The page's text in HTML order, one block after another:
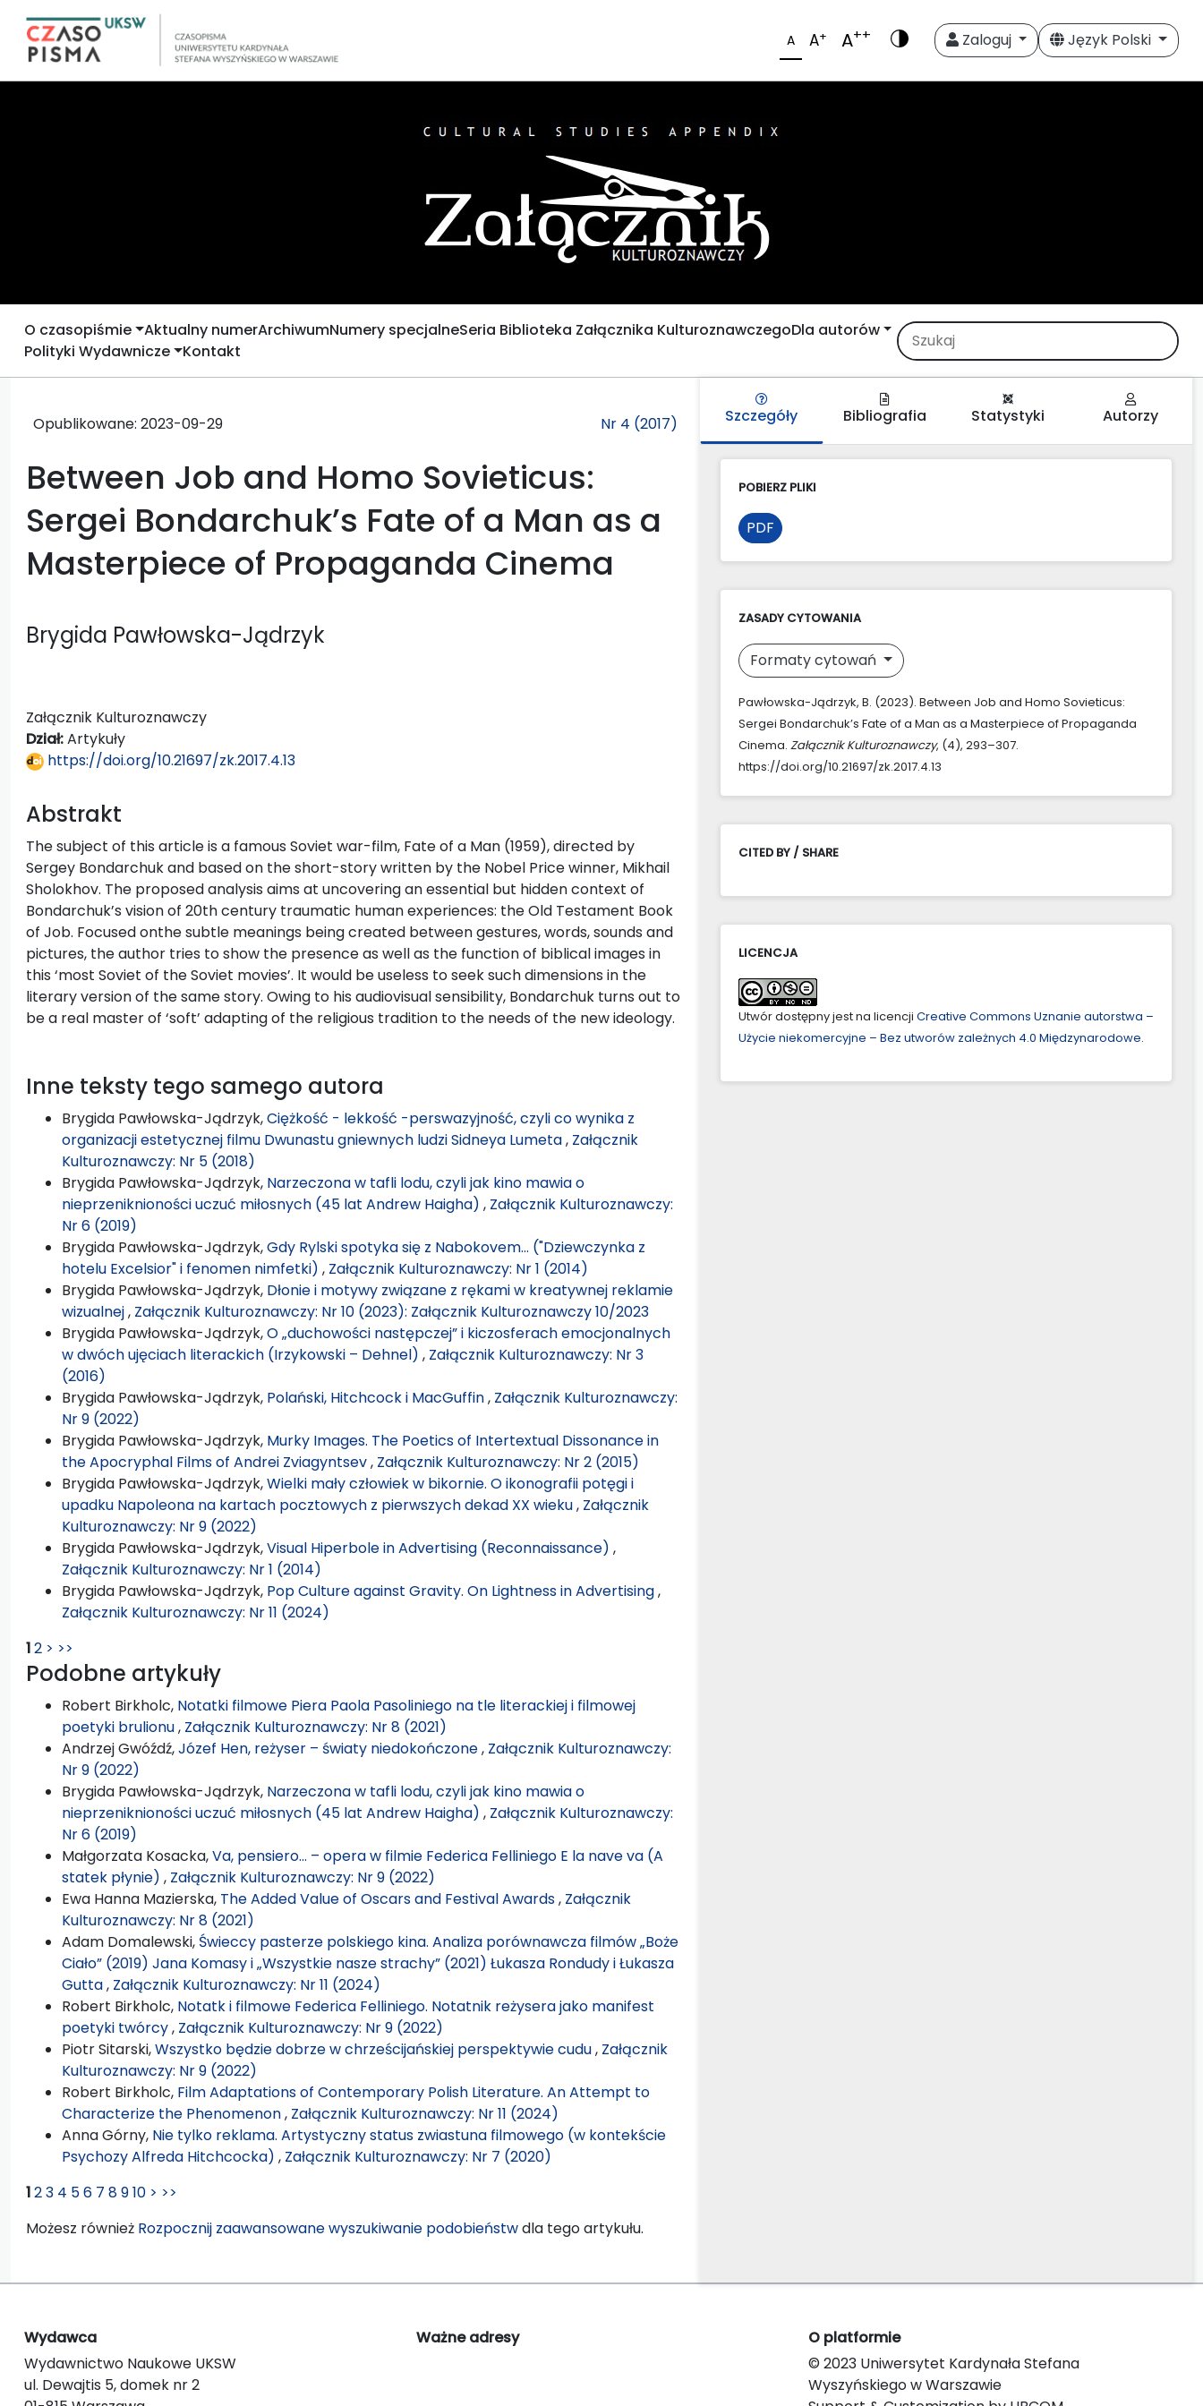
A A+ A++ Zaloguj Język Polski
O czasopiśmie Aktualny numerArchiwumNumery specjalneSeria Biblioteka Załącznika KulturoznawczegoDla autorów
Polityki Wydawnicze Kontakt
Opublikowane: 2023-09-29 Nr 4 (2017)
Between Job and Homo Sovieticus:
Sergei Bondarchuk’s Fate of a Man as a
Masterpiece of Propaganda Cinema
Brygida Pawłowska-Jądrzyk
Załącznik Kulturoznawczy
Dział:Artykuły
https://doi.org/10.21697/zk.2017.4.13
Abstrakt
The subject of this article is a famous Soviet war-film, Fate of a Man (1959), directed by
Sergey Bondarchuk and based on the short-story written by the Nobel Price winner, Mikhail
Sholokhov. The proposed analysis aims at uncovering an essential but hidden context of
Bondarchuk’s vision of 20th century traumatic human experiences: the Old Testament Book
of Job. Focused onthe subtle meanings being created between gestures, words, sounds and
pictures, the author tries to show the presence as well as the function of biblical images in
this ‘most Soviet of the Soviet movies’. It would be useless to seek such dimensions in the
literary version of the same story. Owing to his audiovisual sensibility, Bondarchuk turns out to
be a real master of ‘soft’ adapting of the religious tradition to the needs of the new ideology.
Inne teksty tego samego autora
Brygida Pawłowska-Jądrzyk,Ciężkość - lekkość -perswazyjność, czyli co wynika z
organizacji estetycznej filmu Dwunastu gniewnych ludzi Sidneya Lumeta, Załącznik
Kulturoznawczy: Nr 5 (2018)
Brygida Pawłowska-Jądrzyk, Narzeczona w tafli lodu, czyli jak kino mawia o
nieprzeniknioności uczuć miłosnych (45 lat Andrew Haigha) , Załącznik Kulturoznawczy:
Nr 6 (2019)
Brygida Pawłowska-Jądrzyk,Gdy Rylski spotyka się z Nabokovem… ("Dziewczynka z
hotelu Excelsior" i fenomen nimfetki) , Załącznik Kulturoznawczy: Nr 1 (2014)
Brygida Pawłowska-Jądrzyk, Dłonie i motywy związane z rękami w kreatywnej reklamie
wizualnej, Załącznik Kulturoznawczy: Nr 10 (2023): Załącznik Kulturoznawczy 10/2023
Brygida Pawłowska-Jądrzyk,O „duchowości następczej” i kiczosferach emocjonalnych
w dwóch ujęciach literackich (Irzykowski – Dehnel) , Załącznik Kulturoznawczy: Nr 3
(2016)
Brygida Pawłowska-Jądrzyk, Polański, Hitchcock i MacGuffin, Załącznik Kulturoznawczy:
Nr 9 (2022)
Brygida Pawłowska-Jądrzyk, Murky Images. The Poetics of Intertextual Dissonance in
the Apocryphal Films of Andrei Zviagyntsev, Załącznik Kulturoznawczy: Nr 2 (2015)
Brygida Pawłowska-Jądrzyk,Wielki mały człowiek w bikornie. O ikonografii potęgi i
upadku Napoleona na kartach pocztowych z pierwszych dekad XX wieku, Załącznik
Kulturoznawczy: Nr 9 (2022)
Brygida Pawłowska-Jądrzyk,Visual Hiperbole in Advertising (Reconnaissance) ,
Załącznik Kulturoznawczy: Nr 1 (2014)
Brygida Pawłowska-Jądrzyk, Pop Culture against Gravity. On Lightness in Advertising,
Załącznik Kulturoznawczy: Nr 11 (2024)
12 > >>
Podobne artykuły
Robert Birkholc, Notatki filmowe Piera Paola Pasoliniego na tle literackiej i filmowej
poetyki brulionu, Załącznik Kulturoznawczy: Nr 8 (2021)
Andrzej Gwóźdź,Józef Hen, reżyser – światy niedokończone, Załącznik Kulturoznawczy:
Nr 9 (2022)
Brygida Pawłowska-Jądrzyk, Narzeczona w tafli lodu, czyli jak kino mawia o
nieprzeniknioności uczuć miłosnych (45 lat Andrew Haigha) , Załącznik Kulturoznawczy:
Nr 6 (2019)
Małgorzata Kosacka,Va, pensiero… – opera w filmie Federica Felliniego E la nave va (A
statek płynie) , Załącznik Kulturoznawczy: Nr 9 (2022)
Ewa Hanna Mazierska, The Added Value of Oscars and Festival Awards, Załącznik
Kulturoznawczy: Nr 8 (2021)
Adam Domalewski, Świeccy pasterze polskiego kina. Analiza porównawcza filmów „Boże
Ciało” (2019) Jana Komasy i „Wszystkie nasze strachy” (2021) Łukasza Rondudy i Łukasza
Gutta, Załącznik Kulturoznawczy: Nr 11 (2024)
Robert Birkholc, Notatk i filmowe Federica Felliniego. Notatnik reżysera jako manifest
poetyki twórcy, Załącznik Kulturoznawczy: Nr 9 (2022)
Piotr Sitarski,Wszystko będzie dobrze w chrześcijańskiej perspektywie cudu, Załącznik
Kulturoznawczy: Nr 9 (2022)
Robert Birkholc, Film Adaptations of Contemporary Polish Literature. An Attempt to
Characterize the Phenomenon, Załącznik Kulturoznawczy: Nr 11 (2024)
Anna Górny, Nie tylko reklama. Artystyczny status zwiastuna filmowego (w kontekście
Psychozy Alfreda Hitchcocka) , Załącznik Kulturoznawczy: Nr 7 (2020)
123 4 56 7 8910 > >>
Możesz również Rozpocznij zaawansowane wyszukiwanie podobieństwdla tego artykułu.
Szczegóły Bibliografia Statystyki Autorzy
POBIERZ PLIKI
PDF
ZASADY CYTOWANIA
Formaty cytowań
Pawłowska-Jądrzyk, B. (2023). Between Job and Homo Sovieticus:
Sergei Bondarchuk’s Fate of a Man as a Masterpiece of Propaganda
Cinema. Załącznik Kulturoznawczy, (4), 293–307.
https://doi.org/10.21697/zk.2017.4.13
CITED BY / SHARE
LICENCJA
Utwór dostępny jest na licencji Creative Commons Uznanie autorstwa –
Użycie niekomercyjne – Bez utworów zależnych 4.0 Międzynarodowe.
Wydawca
Wydawnictwo Naukowe UKSW
ul. Dewajtis 5, domek nr 2
Ważne adresy
O platformie
© 2023 Uniwersytet Kardynała Stefana
Wyszyńskiego w Warszawie